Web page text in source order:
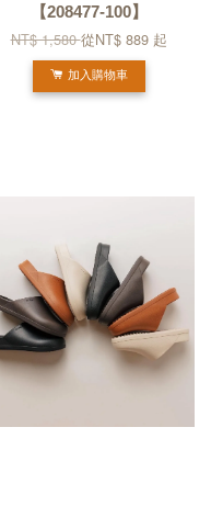
【208477-100】
NT$ 1,580從NT$ 889 起
加入購物車